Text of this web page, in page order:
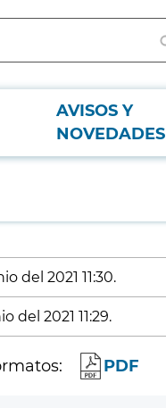
AVISOS Y
NOVEDADES
del 2021 11:30.
del 2021 11:29.
PDF